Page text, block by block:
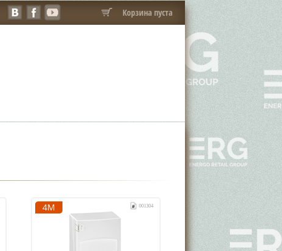
Корзина пуста
4М 001304